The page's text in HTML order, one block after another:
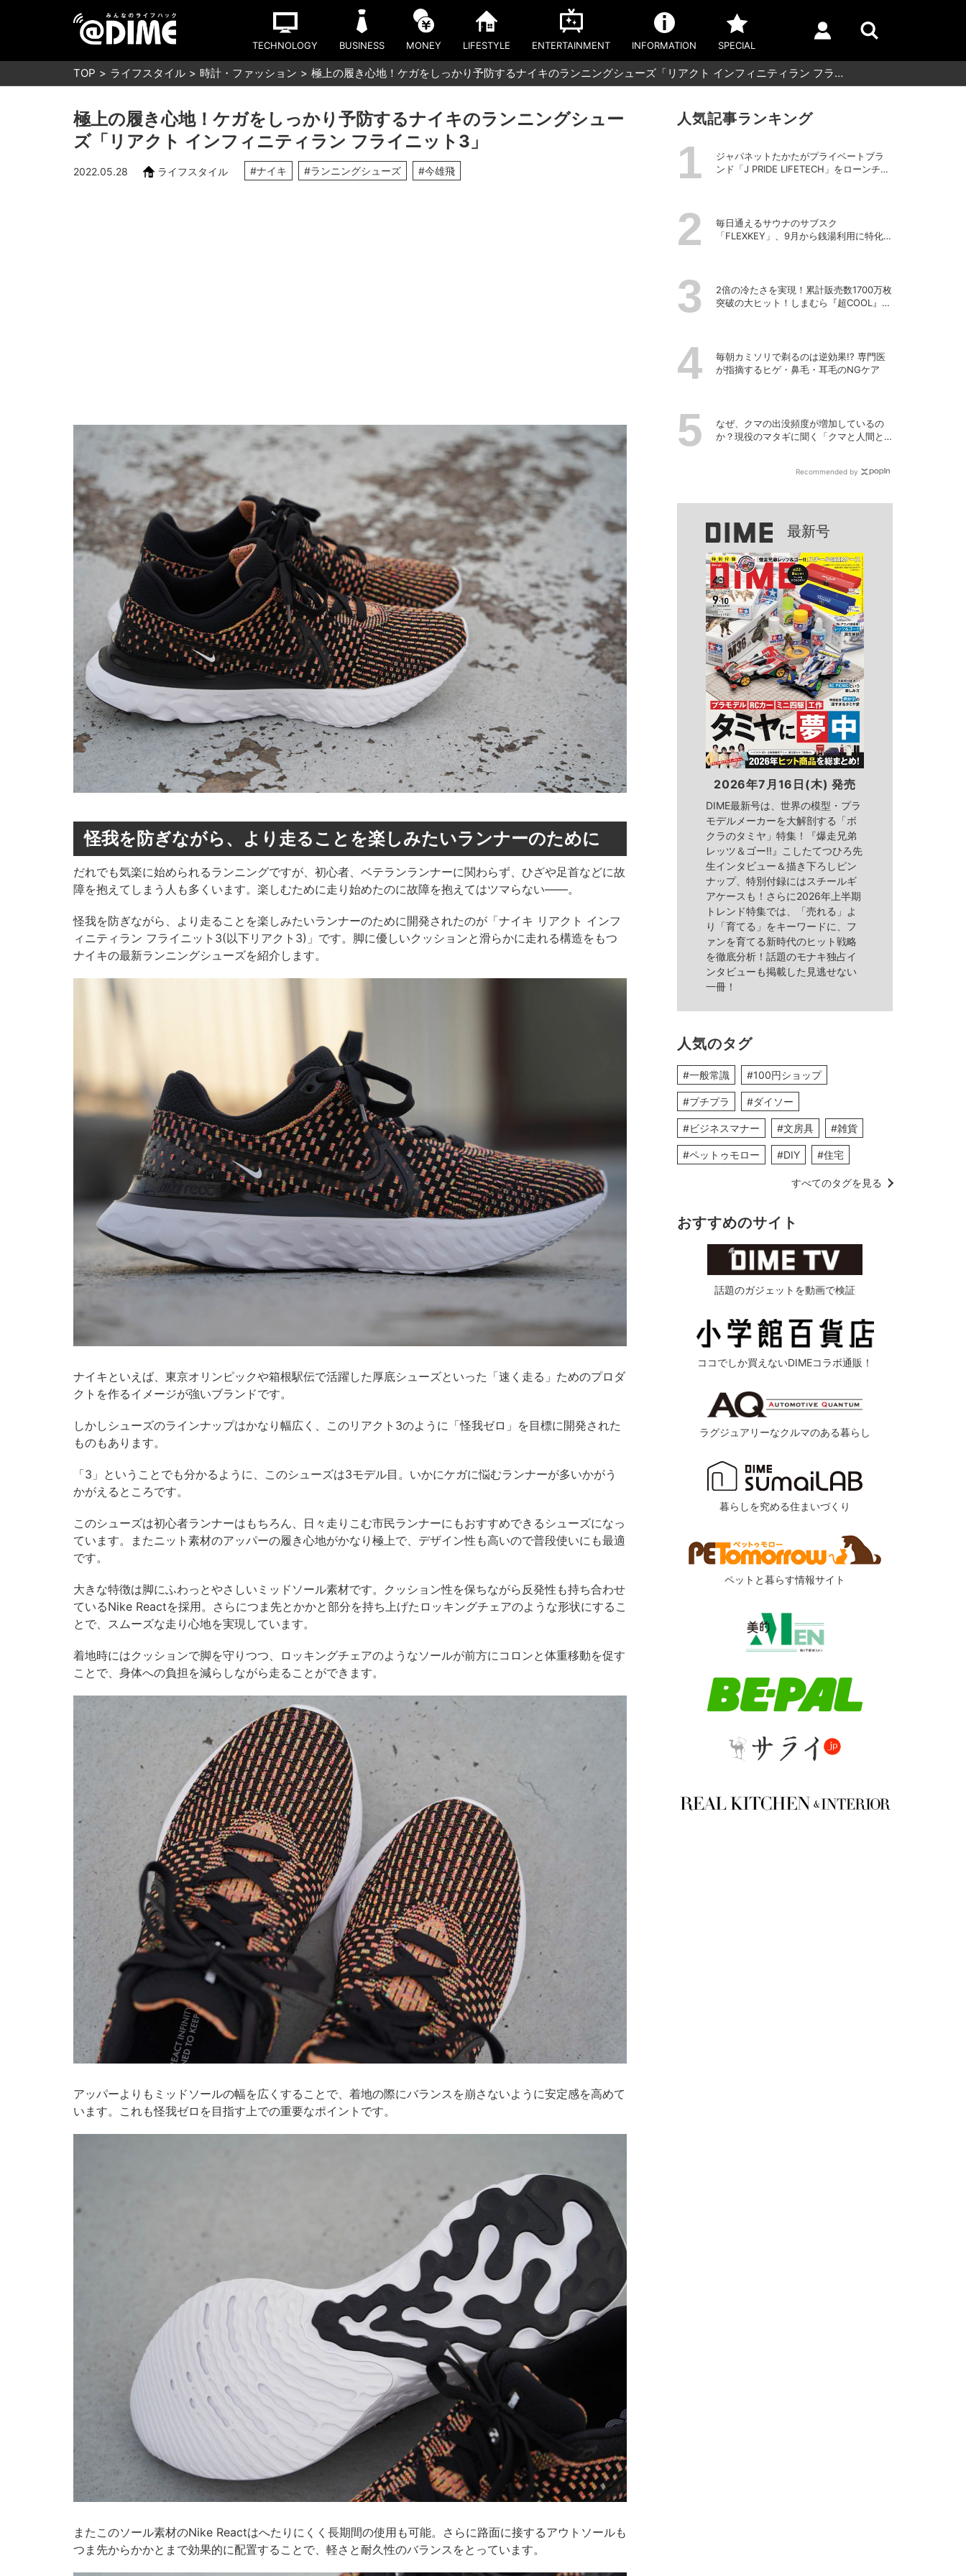
TECHNOLOGY BUSINESS MONEY LIFESTYLE ENTERTAINMENT INFORMATION SPECIAL
TOP ライフスタイル 時計・ファッション 極上の履き心地！ケガをしっかり予防するナイキのランニングシューズ「リアクト インフィニティラン フラ…
極上の履き心地！ケガをしっかり予防するナイキのランニングシュー
ズ「リアクト インフィニティラン フライニット3」
2022.05.28 ライフスタイル #ナイキ #ランニングシューズ #今雄飛
怪我を防ぎながら、より走ることを楽しみたいランナーのために
だれでも気楽に始められるランニングですが、初心者、ベテランランナーに関わらず、ひざや足首などに故
障を抱えてしまう人も多くいます。楽しむために走り始めたのに故障を抱えてはツマらない――。
怪我を防ぎながら、より走ることを楽しみたいランナーのために開発されたのが「ナイキ リアクト インフ
ィニティラン フライニット3(以下リアクト3)」です。脚に優しいクッションと滑らかに走れる構造をもつ
ナイキの最新ランニングシューズを紹介します。
ナイキといえば、東京オリンピックや箱根駅伝で活躍した厚底シューズといった「速く走る」ためのプロダ
クトを作るイメージが強いブランドです。
しかしシューズのラインナップはかなり幅広く、このリアクト3のように「怪我ゼロ」を目標に開発された
ものもあります。
「3」ということでも分かるように、このシューズは3モデル目。いかにケガに悩むランナーが多いかがう
かがえるところです。
このシューズは初心者ランナーはもちろん、日々走りこむ市民ランナーにもおすすめできるシューズになっ
ています。またニット素材のアッパーの履き心地がかなり極上で、デザイン性も高いので普段使いにも最適
です。
大きな特徴は脚にふわっとやさしいミッドソール素材です。クッション性を保ちながら反発性も持ち合わせ
ているNike Reactを採用。さらにつま先とかかと部分を持ち上げたロッキングチェアのような形状にするこ
とで、スムーズな走り心地を実現しています。
着地時にはクッションで脚を守りつつ、ロッキングチェアのようなソールが前方にコロンと体重移動を促す
ことで、身体への負担を減らしながら走ることができます。
アッパーよりもミッドソールの幅を広くすることで、着地の際にバランスを崩さないように安定感を高めて
います。これも怪我ゼロを目指す上での重要なポイントです。
またこのソール素材のNike Reactはへたりにくく長期間の使用も可能。さらに路面に接するアウトソールも
つま先からかかとまで効果的に配置することで、軽さと耐久性のバランスをとっています。
人気記事ランキング
ジャパネットたかたがプライベートブラ
ンド「J PRIDE LIFETECH」をローンチ、
毎日通えるサウナのサブスク
「FLEXKEY」、9月から銭湯利用に特化し
2倍の冷たさを実現！累計販売数1700万枚
突破の大ヒット！しまむら『超COOL』シ
毎朝カミソリで剃るのは逆効果!? 専門医
が指摘するヒゲ・鼻毛・耳毛のNGケア
なぜ、クマの出没頻度が増加しているの
か？現役のマタギに聞く「クマと人間と
Recommended by
最新号
2026年7月16日(木) 発売
DIME最新号は、世界の模型・プラ
モデルメーカーを大解剖する「ボ
クラのタミヤ」特集！『爆走兄弟
レッツ＆ゴー!!』こしたてつひろ先
生インタビュー＆描き下ろしピン
ナップ、特別付録にはスチールギ
アケースも！さらに2026年上半期
トレンド特集では、「売れる」よ
り「育てる」をキーワードに、フ
ァンを育てる新時代のヒット戦略
を徹底分析！話題のモナキ独占イ
ンタビューも掲載した見逃せない
一冊！
人気のタグ
#一般常識 #100円ショップ
#プチプラ #ダイソー
#ビジネスマナー #文房具 #雑貨
#ペットゥモロー #DIY #住宅
すべてのタグを見る
おすすめのサイト
話題のガジェットを動画で検証
ココでしか買えないDIMEコラボ通販！
ラグジュアリーなクルマのある暮らし
暮らしを究める住まいづくり
ペットと暮らす情報サイト